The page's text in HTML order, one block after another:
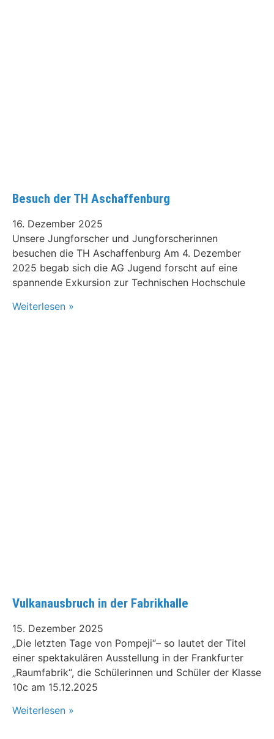
Besuch der TH Aschaffenburg
16. Dezember 2025
Unsere Jungforscher und Jungforscherinnen
besuchen die TH Aschaffenburg Am 4. Dezember
2025 begab sich die AG Jugend forscht auf eine
spannende Exkursion zur Technischen Hochschule
Weiterlesen »
Vulkanausbruch in der Fabrikhalle
15. Dezember 2025
„Die letzten Tage von Pompeji“– so lautet der Titel
einer spektakulären Ausstellung in der Frankfurter
„Raumfabrik“, die Schülerinnen und Schüler der Klasse
10c am 15.12.2025
Weiterlesen »